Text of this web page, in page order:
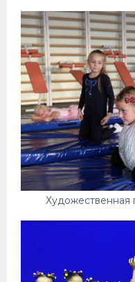
Художественная